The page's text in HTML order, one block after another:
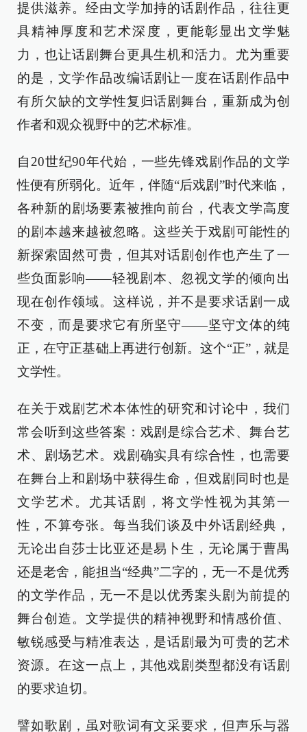
提供滋养。经由文学加持的话剧作品，往往更
具精神厚度和艺术深度，更能彰显出文学魅
力，也让话剧舞台更具生机和活力。尤为重要
的是，文学作品改编话剧让一度在话剧作品中
有所欠缺的文学性复归话剧舞台，重新成为创
作者和观众视野中的艺术标准。
自20世纪90年代始，一些先锋戏剧作品的文学
性便有所弱化。近年，伴随“后戏剧”时代来临，
各种新的剧场要素被推向前台，代表文学高度
的剧本越来越被忽略。这些关于戏剧可能性的
新探索固然可贵，但其对话剧创作也产生了一
些负面影响——轻视剧本、忽视文学的倾向出
现在创作领域。这样说，并不是要求话剧一成
不变，而是要求它有所坚守——坚守文体的纯
正，在守正基础上再进行创新。这个“正”，就是
文学性。
在关于戏剧艺术本体性的研究和讨论中，我们
常会听到这些答案：戏剧是综合艺术、舞台艺
术、剧场艺术。戏剧确实具有综合性，也需要
在舞台上和剧场中获得生命，但戏剧同时也是
文学艺术。尤其话剧，将文学性视为其第一
性，不算夸张。每当我们谈及中外话剧经典，
无论出自莎士比亚还是易卜生，无论属于曹禺
还是老舍，能担当“经典”二字的，无一不是优秀
的文学作品，无一不是以优秀案头剧为前提的
舞台创造。文学提供的精神视野和情感价值、
敏锐感受与精准表达，是话剧最为可贵的艺术
资源。在这一点上，其他戏剧类型都没有话剧
的要求迫切。
譬如歌剧，虽对歌词有文采要求，但声乐与器